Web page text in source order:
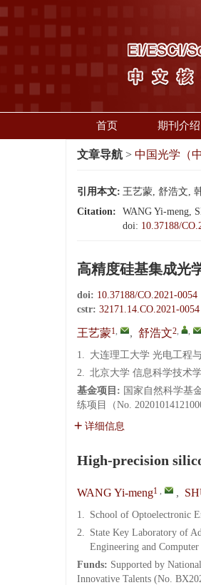
首页 期刊介绍
文章导航 > 中国光学（
引用本文: 王艺蒙, 舒浩文,
Citation:
WANG Yi-meng,
doi: 10.37188/
高精度硅基集成光
doi: 10.37188/CO.2021-0054
cstr: 32171.14.CO.2021-0054
王艺蒙1, , 舒浩文2, ,
1. 大连理工大学 光电工程
2. 北京大学 信息科学技术
基金项目: 国家自然科学基
练项目（No.
详细信息
High-precision
WANG Yi-meng1 , ,
1. School of Optoelectronic
2. State Key Laboratory of
Engineering and
Funds: Supported by
Innovative Talents (No.